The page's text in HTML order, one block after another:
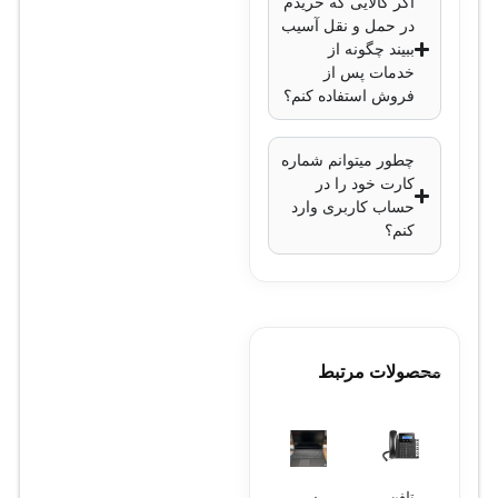
در حمل و نقل آسیب
ببیند چگونه از
خدمات پس از
فروش استفاده کنم؟
چطور میتوانم شماره
کارت خود را در
حساب کاربری وارد
کنم؟
محصولات مرتبط